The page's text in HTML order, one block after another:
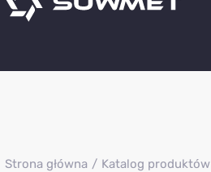
Strona główna Katalog produktów